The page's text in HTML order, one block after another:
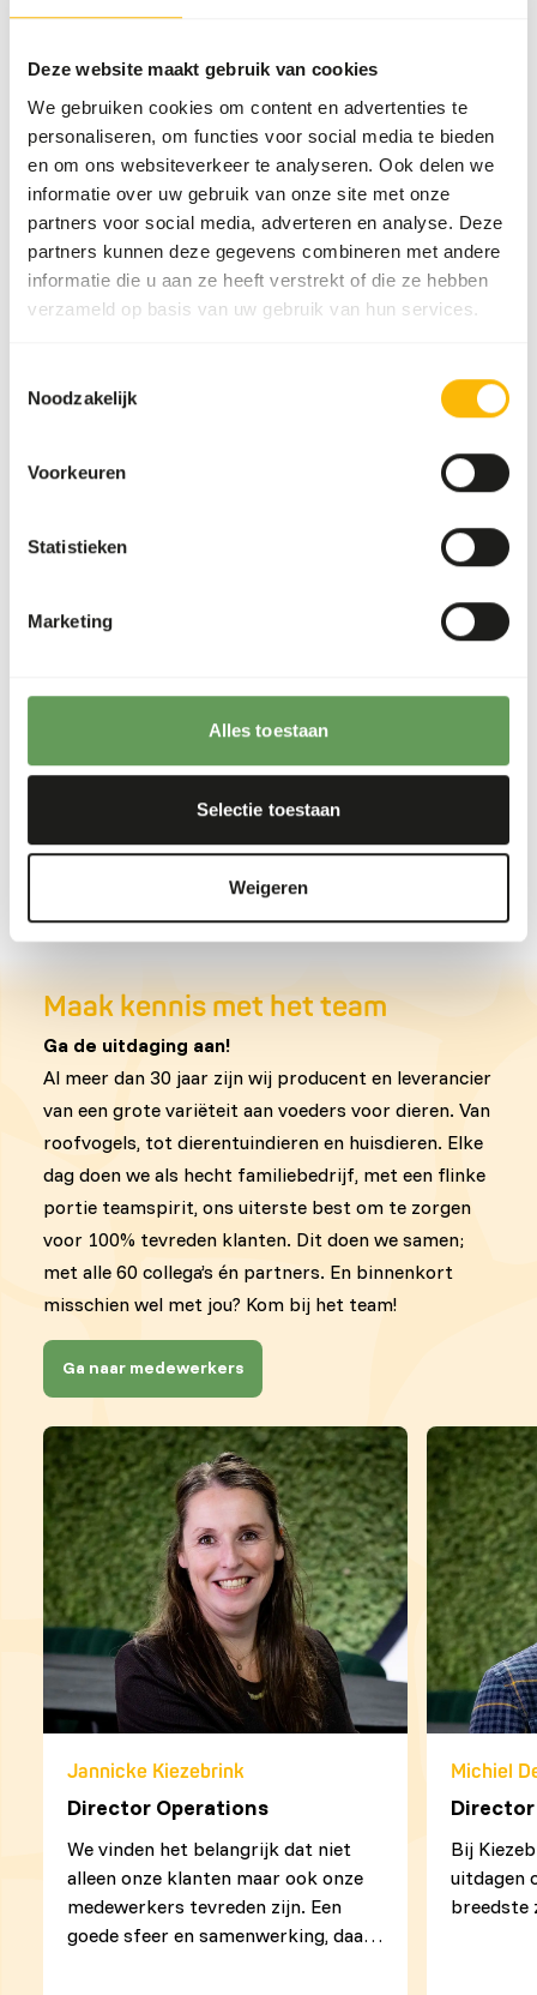
Deze website maakt gebruik van cookies
We gebruiken cookies om content en advertenties te
personaliseren, om functies voor social media te bieden
en om ons websiteverkeer te analyseren. Ook delen we
informatie over uw gebruik van onze site met onze
partners voor social media, adverteren en analyse. Deze
partners kunnen deze gegevens combineren met andere
informatie die u aan ze heeft verstrekt of die ze hebben
verzameld op basis van uw gebruik van hun services.
Noodzakelijk
Voorkeuren
Statistieken
Marketing
Alles toestaan
Selectie toestaan
Weigeren
Productie medewerker (afdeling
kuikens)
Zo alert als een arend
24-40 hours
Putten
De laatste pagina is bereikt
1
Maak kennis met het team
Ga de uitdaging aan!
Al meer dan 30 jaar zijn wij producent en leverancier
van een grote variëteit aan voeders voor dieren. Van
roofvogels, tot dierentuindieren en huisdieren. Elke
dag doen we als hecht familiebedrijf, met een flinke
portie teamspirit, ons uiterste best om te zorgen
voor 100% tevreden klanten. Dit doen we samen;
met alle 60 collega’s én partners. En binnenkort
misschien wel met jou? Kom bij het team!
Ga naar medewerkers
Jannicke Kiezebrink
Director Operations
We vinden het belangrijk dat niet
alleen onze klanten maar ook onze
medewerkers tevreden zijn. Een
goede sfeer en samenwerking, daar
Michiel
Bij
uitdagen
breedste